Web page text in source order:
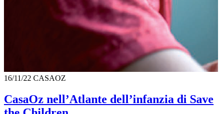
16/11/22 CASAOZ
CasaOz nell’Atlante dell’infanzia di Save